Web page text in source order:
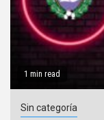
1 min read
Sin categoría